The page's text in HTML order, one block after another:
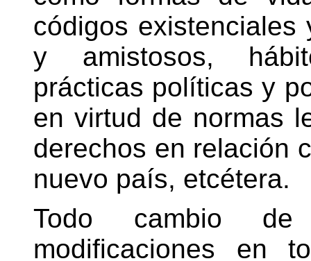
códigos
y amistosos,
prácticas políticas y
en virtud de normas
derechos en relación
nuevo país, etcétera.
Todo cambio
modificaciones en